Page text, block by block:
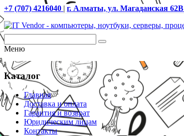
+7 (707) 4216040 | г. Алматы, ул. Магаданская 62В
Меню
Каталог
Главная
Доставка и оплата
Гарантия и возврат
Юридическим лицам
Контакты